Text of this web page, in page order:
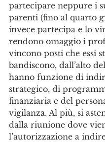
partecipare neppure i
parenti (fino al quarto
invece partecipa e lo
rendono omaggio i
vincono posti che essi
bandiscono, dall’alto
hanno funzione di
strategico, di
finanziaria e del
vigilanza. Al più, si
dalla riunione dove
l’autorizzazione a